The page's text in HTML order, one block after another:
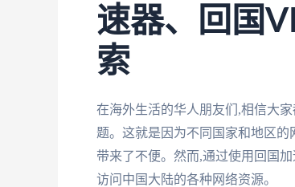
速器、回国
索
在海外生活的华人朋友们,相信大
题。这就是因为不同国家和地区
带来了不便。然而,通过使用回国
访问中国大陆的各种网络资源。